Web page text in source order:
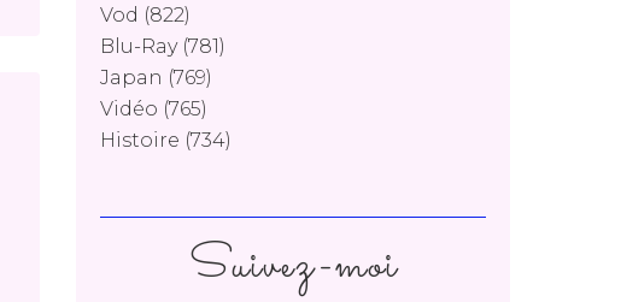
Vod (822)
Blu-Ray(781)
Japan (769)
Vidéo (765)
Histoire (734)
Suivez-moi